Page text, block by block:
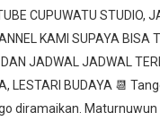
CUPUWATU STUDIO,
KAMI SUPAYA BISA
JADWAL JADWAL
LESTARI BUDAYA 📆
diramaikan.